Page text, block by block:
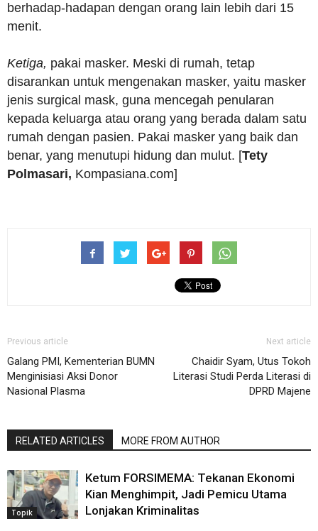
berhadap-hadapan dengan orang lain lebih dari 15
menit.
Ketiga, pakai masker. Meski di rumah, tetap
disarankan untuk mengenakan masker, yaitu masker
jenis surgical mask, guna mencegah penularan
kepada keluarga atau orang yang berada dalam satu
rumah dengan pasien. Pakai masker yang baik dan
benar, yang menutupi hidung dan mulut. [Tety
Polmasari, Kompasiana.com]
Previous article
Galang PMI, Kementerian BUMN
Menginisiasi Aksi Donor
Nasional Plasma
Next article
Chaidir Syam, Utus Tokoh
Literasi Studi Perda Literasi di
DPRD Majene
RELATED ARTICLES MORE FROM AUTHOR
Topik
Ketum FORSIMEMA: Tekanan Ekonomi
Kian Menghimpit, Jadi Pemicu Utama
Lonjakan Kriminalitas